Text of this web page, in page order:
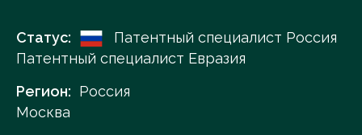
Статус:
Патентный специалист Россия
Патентный специалист Евразия
Регион: Россия
Москва